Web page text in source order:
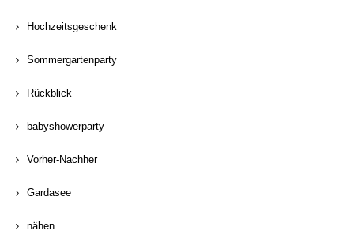
Hochzeitsgeschenk
Sommergartenparty
Rückblick
babyshowerparty
Vorher-Nachher
Gardasee
nähen